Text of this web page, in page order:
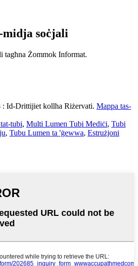
midja soċjali
tagħna Żommok Informat.
Id-Drittijiet kollha Riżervati. Mappa tas-
tubi, Multi Lumen Tubi Mediċi, Tubi
, Tubu Lumen ta 'ġewwa, Estrużjoni